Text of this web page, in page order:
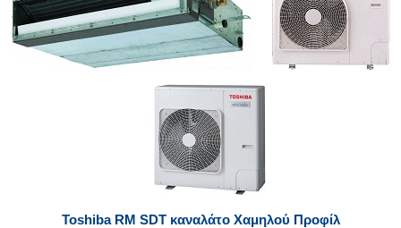
Toshiba RM SDT καναλάτο Χαμηλού Προφίλ